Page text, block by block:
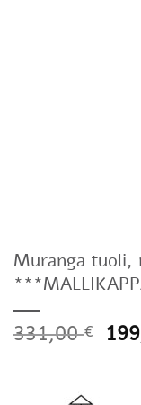
Muranga tuoli,
331,00€